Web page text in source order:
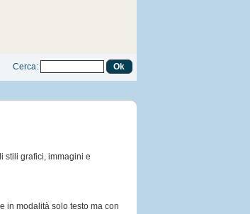
Cerca:
stili grafici, immagini e
in modalità solo testo ma con